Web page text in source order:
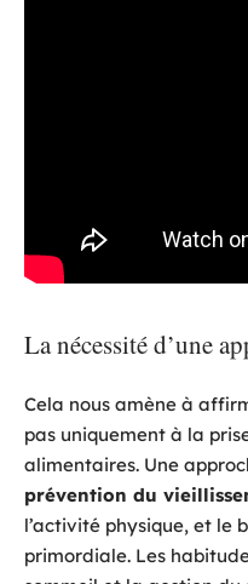
La nécessité d’une
Cela nous amène à
pas uniquement à la
alimentaires. Une
prévention du
l’activité physique, et le
primordiale. Les